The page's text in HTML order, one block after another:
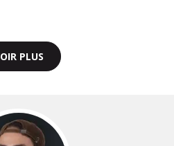
PLUS